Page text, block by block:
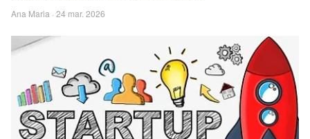
Ana Maria · 24 mar. 2026